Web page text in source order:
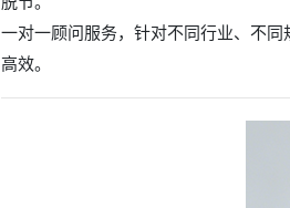
一对一顾问服务，针对不同行业、不
高效。